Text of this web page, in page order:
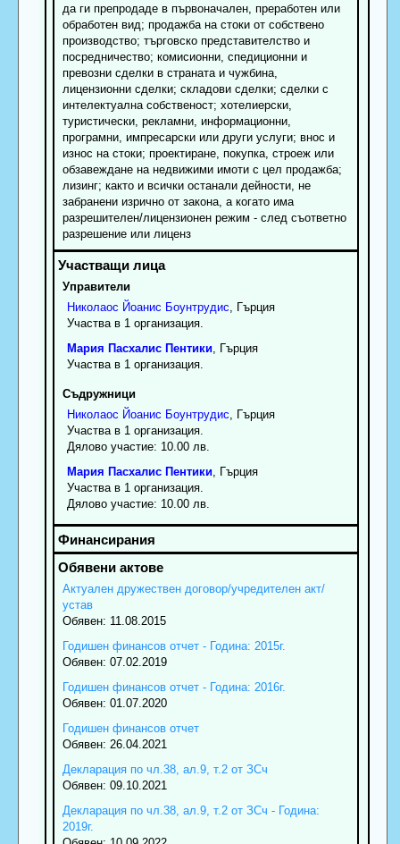
да ги препродаде в първоначален, преработен или
обработен вид; продажба на стоки от собствено
производство; търговско представителство и
посредничество; комисионни, спедиционни и
превозни сделки в страната и чужбина,
лицензионни сделки; складови сделки; сделки с
интелектуална собственост; хотелиерски,
туристически, рекламни, информационни,
програмни, импресарски или други услуги; внос и
износ на стоки; проектиране, покупка, строеж или
обзавеждане на недвижими имоти с цел продажба;
лизинг; както и всички останали дейности, не
забранени изрично от закона, а когато има
разрешителен/лицензионен режим - след съответно
разрешение или лиценз
Управители
Николаос Йоанис Боунтрудис , Гърция
Участва в 1 организация.
Мария Пасхалис Пентики, Гърция
Участва в 1 организация.
Съдружници
Николаос Йоанис Боунтрудис , Гърция
Участва в 1 организация.
Дялово участие: 10.00 лв.
Мария Пасхалис Пентики, Гърция
Участва в 1 организация.
Дялово участие: 10.00 лв.
Актуален дружествен договор/учредителен акт/
устав
Обявен: 11.08.2015
Годишен финансов отчет - Година: 2015г.
Обявен: 07.02.2019
Годишен финансов отчет - Година: 2016г.
Обявен: 01.07.2020
Годишен финансов отчет
Обявен: 26.04.2021
Декларация по чл.38, ал.9, т.2 от ЗСч
Обявен: 09.10.2021
Декларация по чл.38, ал.9, т.2 от ЗСч - Година:
2019г.